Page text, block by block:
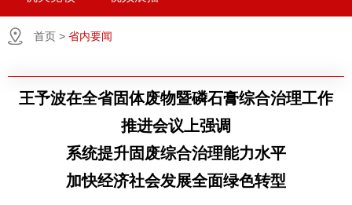
首页 > 省内要闻
王予波在全省固体废物暨磷石膏综合治理工作
推进会议上强调
系统提升固废综合治理能力水平
加快经济社会发展全面绿色转型